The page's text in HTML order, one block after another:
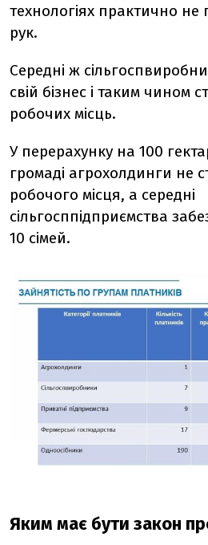
технологіях практично не
рук.
Середні ж
свій бізнес і таким чином
робочих місць.
У перерахунку на 100
громаді агрохолдинги не
робочого місця, а середні
сільгосппідприємства
10 сімей.
Яким має бути закон